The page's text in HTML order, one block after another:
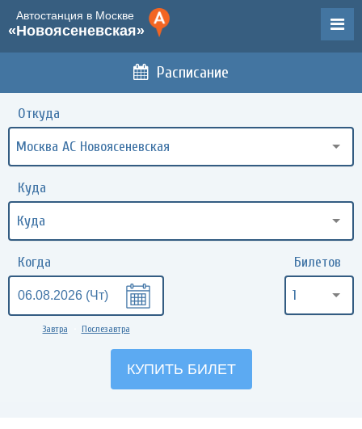
Автостанция в Москве
«Новоясеневская»
Расписание
Откуда
Москва АС Новоясеневская
Куда
Когда
Завтра Послезавтра
Билетов
1